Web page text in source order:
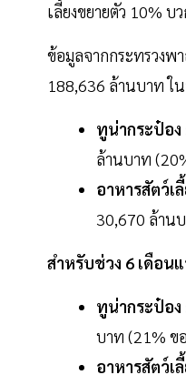
เลี้ยงขยายตัว 10%
ข้อมูลจากกระทรวงพ
188,636 ล้านบาท ใ
ทูน่ากระป๋อง
ล้านบาท
อาหารสัตว์เ
30,670 ล้าน
สำหรับช่วง 6 เดือน
ทูน่ากระป๋อง
บาท (21% ข
อาหารสัตว์เ